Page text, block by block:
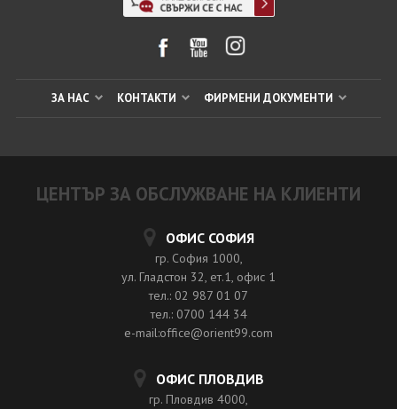
ЗА НАС КОНТАКТИ ФИРМЕНИ ДОКУМЕНТИ
ЦЕНТЪР ЗА ОБСЛУЖВАНЕ НА КЛИЕНТИ
ОФИС СОФИЯ
гр. София 1000,
ул. Гладстон 32, ет.1, офис 1
тел.: 02 987 01 07
тел.: 0700 144 34
e-mail:office@orient99.com
ОФИС ПЛОВДИВ
гр. Пловдив 4000,